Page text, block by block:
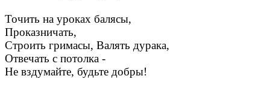
Точить на уроках балясы,
Проказничать,
Строить гримасы, Валять дурака,
Отвечать с потолка -
Не вздумайте, будьте добры!